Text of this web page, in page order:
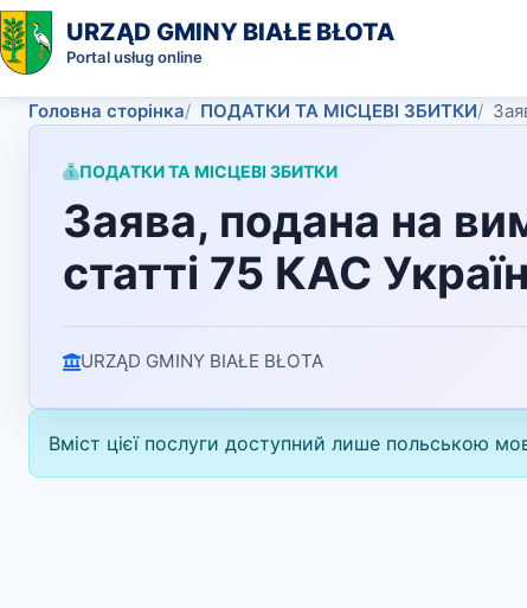
URZĄD GMINY BIAŁE BŁOTA
Portal usług online
Головна сторінка ПОДАТКИ ТА МІСЦЕВІ ЗБИТКИ
ПОДАТКИ ТА МІСЦЕВІ ЗБИТКИ
Заява, подана на
статті 75 КАС
URZĄD GMINY BIAŁE BŁOTA
Вміст цієї послуги доступний лише польською